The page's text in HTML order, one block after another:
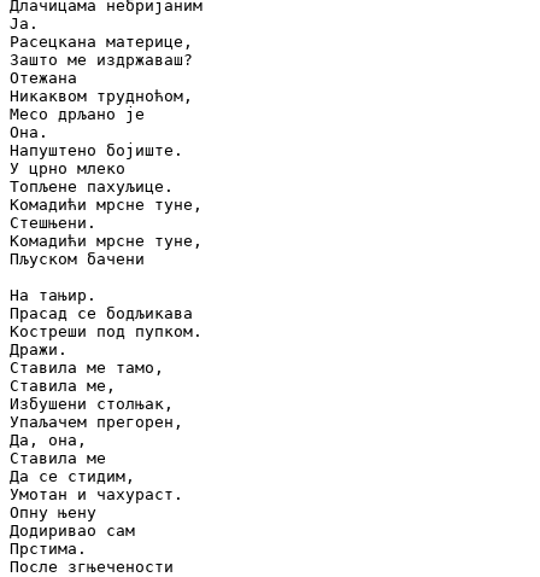
Длачицама небријаним
Ја.
Расецкана материце,
Зашто ме издржаваш?
Отежана
Никаквом трудноћом,
Месо дрљано је
Она.
Напуштено бојиште.
У црно млеко
Топљене пахуљице.
Комадићи мрсне туне,
Стешњени.
Комадићи мрсне туне,
Пљуском бачени
На тањир.
Прасад се бодљикава
Костреши под пупком.
Дражи.
Ставила ме тамо,
Ставила ме,
Избушени столњак,
Упаљачем прегорен,
Да, она,
Ставила ме
Да се стидим,
Умотан и чахураст.
Опну њену
Додиривао сам
Прстима.
После згњечености